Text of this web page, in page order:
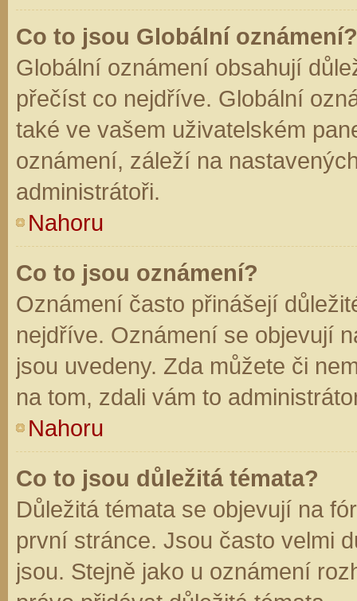
Co to jsou Globální oznámení?
Globální oznámení obsahují
přečíst co nejdříve. Globální
také ve vašem uživatelském
oznámení, záleží na
administrátoři.
Nahoru
Co to jsou oznámení?
Oznámení často přinášejí
nejdříve. Oznámení se objevují
jsou uvedeny. Zda můžete či
na tom, zdali vám to
Nahoru
Co to jsou důležitá témata?
Důležitá témata se objevují na
první stránce. Jsou často velmi
jsou. Stejně jako u oznámení